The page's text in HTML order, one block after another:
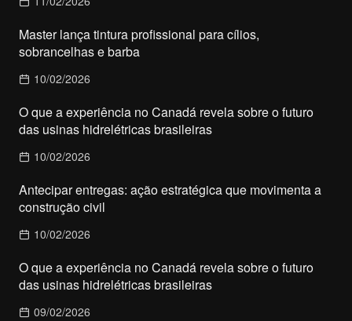
Master lança tintura profissional para cílios,
sobrancelhas e barba
10/02/2026
O que a experiência no Canadá revela sobre o futuro
das usinas hidrelétricas brasileiras
10/02/2026
Antecipar entregas: ação estratégica que movimenta a
construção civil
10/02/2026
O que a experiência no Canadá revela sobre o futuro
das usinas hidrelétricas brasileiras
09/02/2026